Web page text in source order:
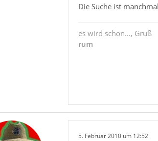
Die Suche ist
es wird schon..., Gruß
rum
5. Februar 2010 um 12:52